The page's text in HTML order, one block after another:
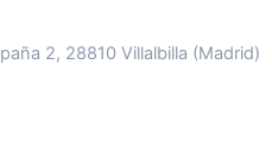
2, 28810 Villalbilla (Madrid)